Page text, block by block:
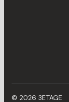
© 2026 3ETAGE